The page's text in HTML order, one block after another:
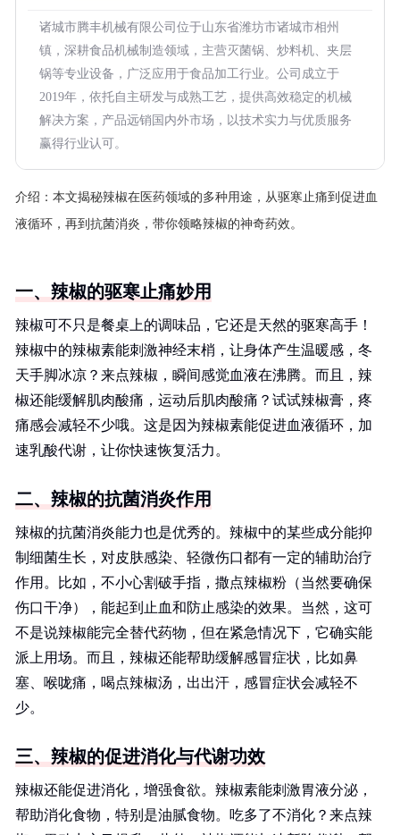
诸城市腾丰机械有限公司位于山东省潍坊市诸城市相州
镇，深耕食品机械制造领域，主营灭菌锅、炒料机、夹层
锅等专业设备，广泛应用于食品加工行业。公司成立于
2019年，依托自主研发与成熟工艺，提供高效稳定的机械
解决方案，产品远销国内外市场，以技术实力与优质服务
赢得行业认可。
介绍： 本文揭秘辣椒在医药领域的多种用途，从驱寒止痛到促进血
液循环，再到抗菌消炎，带你领略辣椒的神奇药效。
一、辣椒的驱寒止痛妙用
辣椒可不只是餐桌上的调味品，它还是天然的驱寒高手！
辣椒中的辣椒素能刺激神经末梢，让身体产生温暖感，冬
天手脚冰凉？来点辣椒，瞬间感觉血液在沸腾。而且，辣
椒还能缓解肌肉酸痛，运动后肌肉酸痛？试试辣椒膏，疼
痛感会减轻不少哦。这是因为辣椒素能促进血液循环，加
速乳酸代谢，让你快速恢复活力。
二、辣椒的抗菌消炎作用
辣椒的抗菌消炎能力也是优秀的。辣椒中的某些成分能抑
制细菌生长，对皮肤感染、轻微伤口都有一定的辅助治疗
作用。比如，不小心割破手指，撒点辣椒粉（当然要确保
伤口干净），能起到止血和防止感染的效果。当然，这可
不是说辣椒能完全替代药物，但在紧急情况下，它确实能
派上用场。而且，辣椒还能帮助缓解感冒症状，比如鼻
塞、喉咙痛，喝点辣椒汤，出出汗，感冒症状会减轻不
少。
三、辣椒的促进消化与代谢功效
辣椒还能促进消化，增强食欲。辣椒素能刺激胃液分泌，
帮助消化食物，特别是油腻食物。吃多了不消化？来点辣